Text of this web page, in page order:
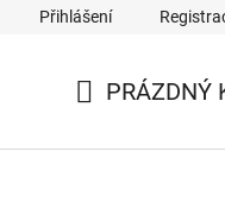
Přihlášení
PRÁZDNÝ